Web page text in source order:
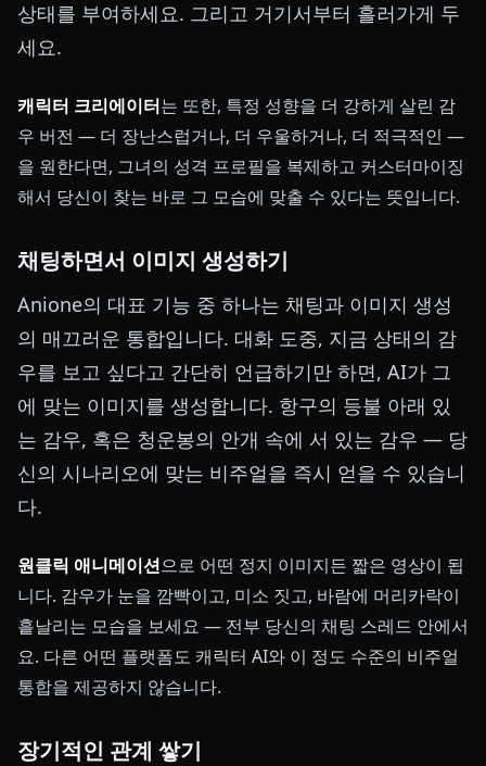
상태를 부여하세요. 그리고 거기서부터 흘러가게 두
세요.
캐릭터 크리에이터는 또한, 특정 성향을 더 강하게 살린 감
우 버전 — 더 장난스럽거나, 더 우울하거나, 더 적극적인 —
을 원한다면, 그녀의 성격 프로필을 복제하고 커스터마이징
해서 당신이 찾는 바로 그 모습에 맞출 수 있다는 뜻입니다.
채팅하면서 이미지 생성하기
Anione의 대표 기능 중 하나는 채팅과 이미지 생성
의 매끄러운 통합입니다. 대화 도중, 지금 상태의 감
우를 보고 싶다고 간단히 언급하기만 하면, AI가 그
에 맞는 이미지를 생성합니다. 항구의 등불 아래 있
는 감우, 혹은 청운봉의 안개 속에 서 있는 감우 — 당
신의 시나리오에 맞는 비주얼을 즉시 얻을 수 있습니
다.
원클릭 애니메이션으로 어떤 정지 이미지든 짧은 영상이 됩
니다. 감우가 눈을 깜빡이고, 미소 짓고, 바람에 머리카락이
흩날리는 모습을 보세요 — 전부 당신의 채팅 스레드 안에서
요. 다른 어떤 플랫폼도 캐릭터 AI와 이 정도 수준의 비주얼
통합을 제공하지 않습니다.
장기적인 관계 쌓기